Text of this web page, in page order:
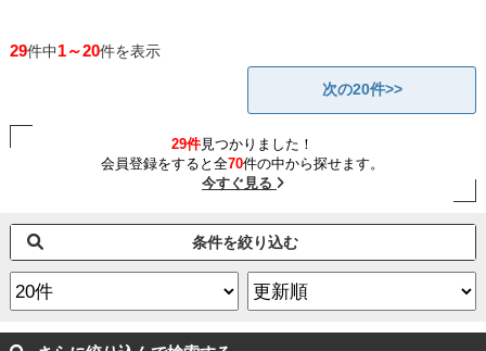
29件中1～20件を表示
次の20件>>
29件見つかりました！
会員登録をすると全70件の中から探せます。
今すぐ見る
条件を絞り込む